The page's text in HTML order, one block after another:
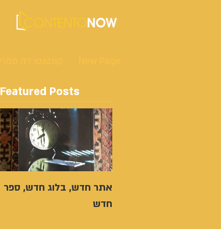
Featured Posts
אתר חדש, בלוג חדש, ספר
חדש